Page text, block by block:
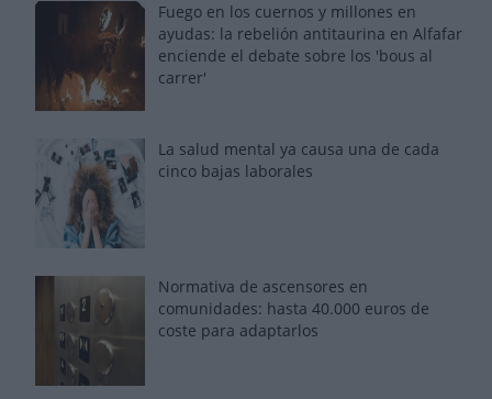
Fuego en los cuernos y millones en
ayudas: la rebelión antitaurina en Alfafar
enciende el debate sobre los 'bous al
carrer'
La salud mental ya causa una de cada
cinco bajas laborales
Normativa de ascensores en
comunidades: hasta 40.000 euros de
coste para adaptarlos